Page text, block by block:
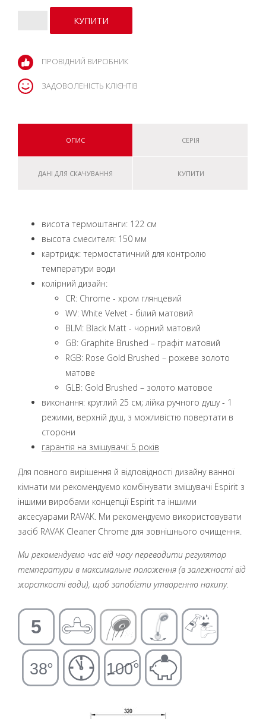
ПРОВІДНИЙ ВИРОБНИК
ЗАДОВОЛЕНІСТЬ КЛІЄНТІВ
ОПИС СЕРІЯ
ДАНІ ДЛЯ СКАЧУВАННЯ КУПИТИ
висота термоштанги: 122 см
высота смесителя: 150 мм
картридж: термостатичний для контролю
температури води
колірний дизайн:
CR: Chrome - хром глянцевий
WV: White Velvet - білий матовий
BLM: Black Matt - чорний матовий
GB: Graphite Brushed – графіт матовий
RGB: Rose Gold Brushed – рожеве золото
матове
GLB: Gold Brushed – золото матовое
виконання: круглий 25 см; лійка ручного душу - 1
режими, верхній душ, з можливістю повертати в
сторони
гарантія на змішувачі: 5 років
Для повного вирішення й відповідності дизайну ванної
кімнати ми рекомендуємо комбінувати змішувачі Espirit з
іншими виробами концепції Espirit та іншими
аксесуарами RAVAK. Ми рекомендуємо використовувати
засіб RAVAK Cleaner Chrome для зовнішнього очищення.
Ми рекомендуємо час від часу переводити регулятор
температури в максимальне положення (в залежності від
жорсткості води), щоб запобігти утворенню накипу.